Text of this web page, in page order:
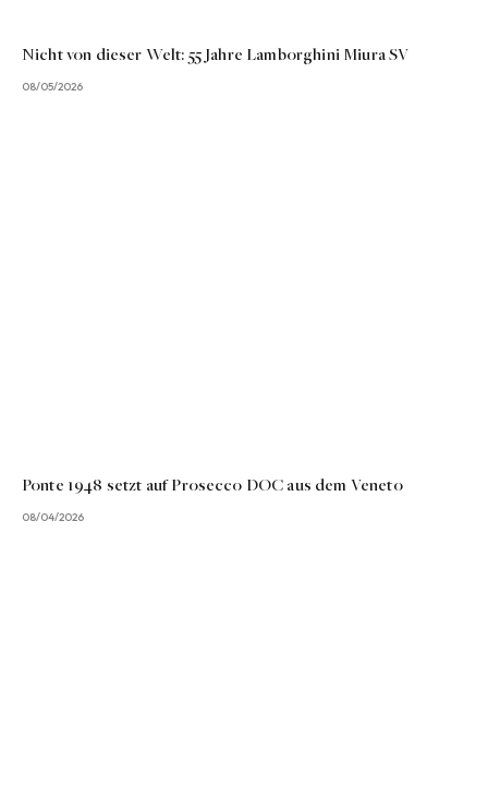
Nicht von dieser Welt: 55 Jahre Lamborghini Miura SV
08/05/2026
Ponte 1948 setzt auf Prosecco DOC aus dem Veneto
08/04/2026